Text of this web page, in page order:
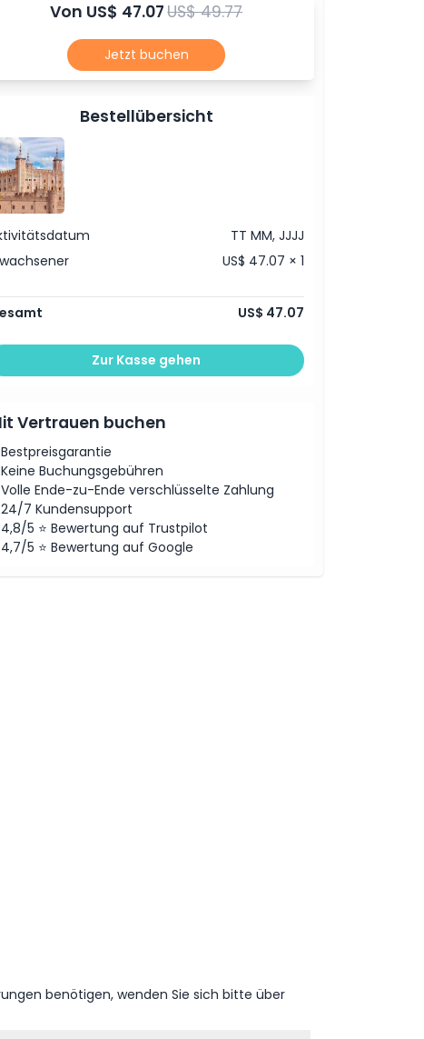
Von US$ 47.07US$ 49.77
Jetzt buchen
Bestellübersicht
TT MM, JJJJ
US$ 47.07 × 1
US$ 47.07
Zur Kasse gehen
Vertrauen buchen
Bestpreisgarantie
Keine Buchungsgebühren
Volle Ende-zu-Ende verschlüsselte Zahlung
24/7 Kundensupport
4,8/5 ⭐ Bewertung auf Trustpilot
4,7/5 ⭐ Bewertung auf Google
benötigen, wenden Sie sich bitte über